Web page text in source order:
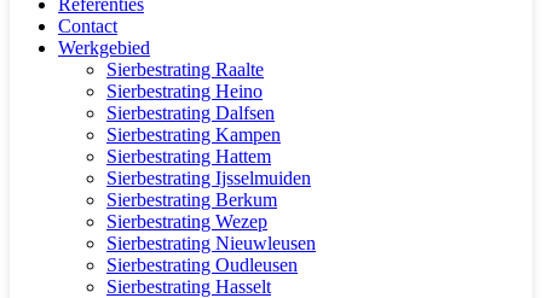
Contact
Werkgebied
Sierbestrating Raalte
Sierbestrating Heino
Sierbestrating Dalfsen
Sierbestrating Kampen
Sierbestrating Hattem
Sierbestrating Ijsselmuiden
Sierbestrating Berkum
Sierbestrating Wezep
Sierbestrating Nieuwleusen
Sierbestrating Oudleusen
Sierbestrating Hasselt